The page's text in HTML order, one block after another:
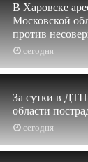
сегодня
В Харовске
Московской
против
сегодня
За сутки в ДТП
области